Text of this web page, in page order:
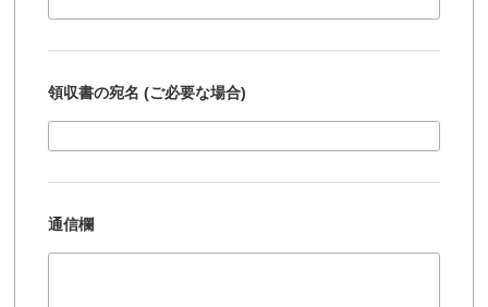
領収書の宛名 (ご必要な場合)
通信欄